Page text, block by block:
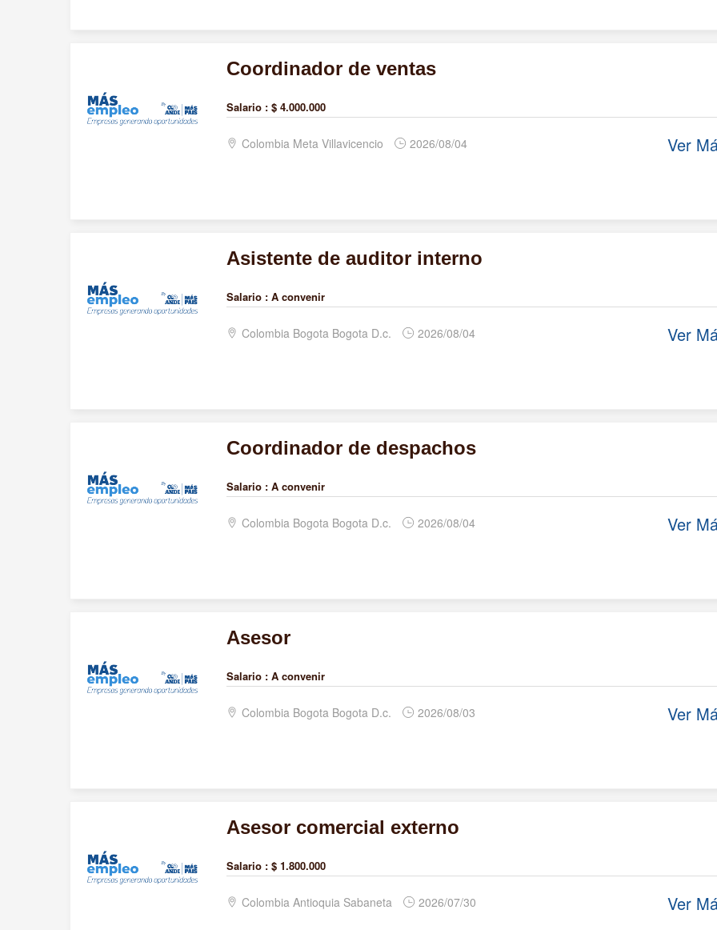
Coordinador de ventas
Salario : $ 4.000.000
Colombia Meta Villavicencio 2026/08/04 Ver
Asistente de auditor interno
Salario : A convenir
Colombia Bogota Bogota D.c. 2026/08/04 Ver
Coordinador de despachos
Salario : A convenir
Colombia Bogota Bogota D.c. 2026/08/04 Ver
Asesor
Salario : A convenir
Colombia Bogota Bogota D.c. 2026/08/03 Ver
Asesor comercial externo
Salario : $ 1.800.000
Colombia Antioquia Sabaneta 2026/07/30 Ver